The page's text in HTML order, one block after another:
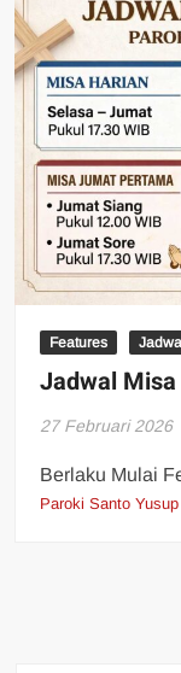
Features
Jadwal Misa
27 Februari 2026
Berlaku Mulai
Paroki Santo